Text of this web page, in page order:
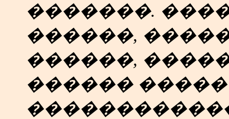
�������.
������,
������,
������